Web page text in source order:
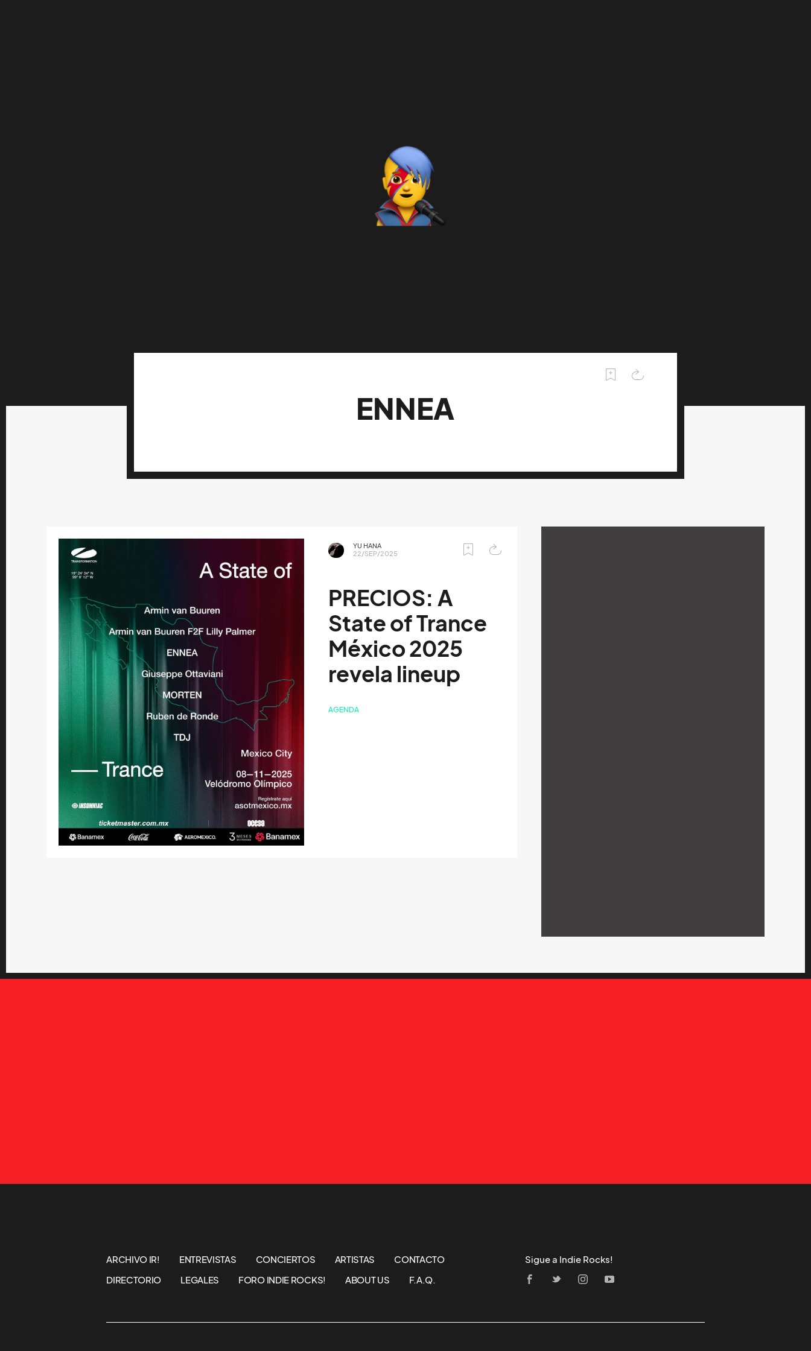
ENNEA
YU HANA
22/SEP/2025
PRECIOS: A
State of Trance
México 2025
revela lineup
AGENDA
ARCHIVO IR! ENTREVISTAS CONCIERTOS ARTISTAS
CONTACTO
DIRECTORIO
LEGALES FORO INDIE ROCKS! ABOUT US F.A.Q.
Sigue a Indie Rocks!